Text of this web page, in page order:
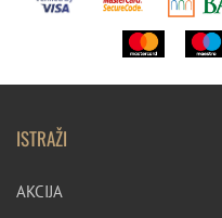
ISTRAŽI
AKCIJA